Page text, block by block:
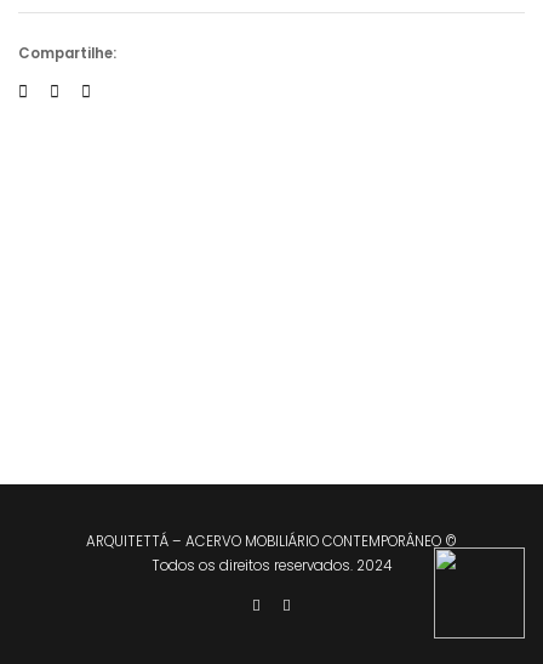
Compartilhe:
ARQUITETTÁ – ACERVO MOBILIÁRIO CONTEMPORÂNEO ©
Todos os direitos reservados. 2024